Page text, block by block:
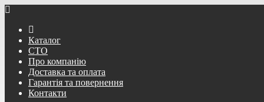
Каталог
СТО
Про компанію
Доставка та оплата
Гарантія та повернення
Контакти